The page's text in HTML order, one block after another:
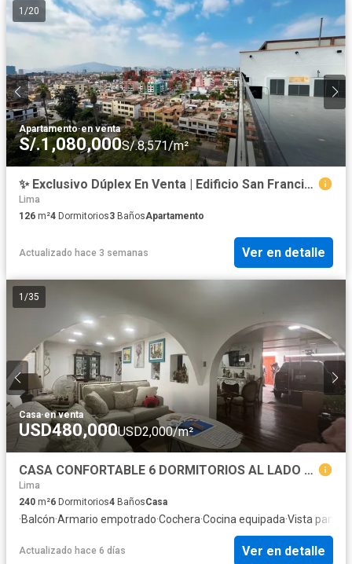
1 /20
Apartamento·en venta
S/.1,080,000S/.8,571/m²
✨ Exclusivo Dúplex En Venta | Edificio San Francisco X – Urb. Santa Emma, Cercado De Lima
Lima
126 m²4 Dormitorios3 BañosApartamento
Actualizado hace 3 semanas Ver en detalle
1 /35
Casa·en venta
USD480,000USD2,000/m²
CASA CONFORTABLE 6 DORMITORIOS AL LADO DE PARQUE EN ZONA RESIDENCIAL DE PUEBLO LIBRE
Lima
240 m²6 Dormitorios4 BañosCasa
·Balcón·Armario empotrado·Cochera·Cocina equipada·Vista
Actualizado hace 6 días Ver en detalle